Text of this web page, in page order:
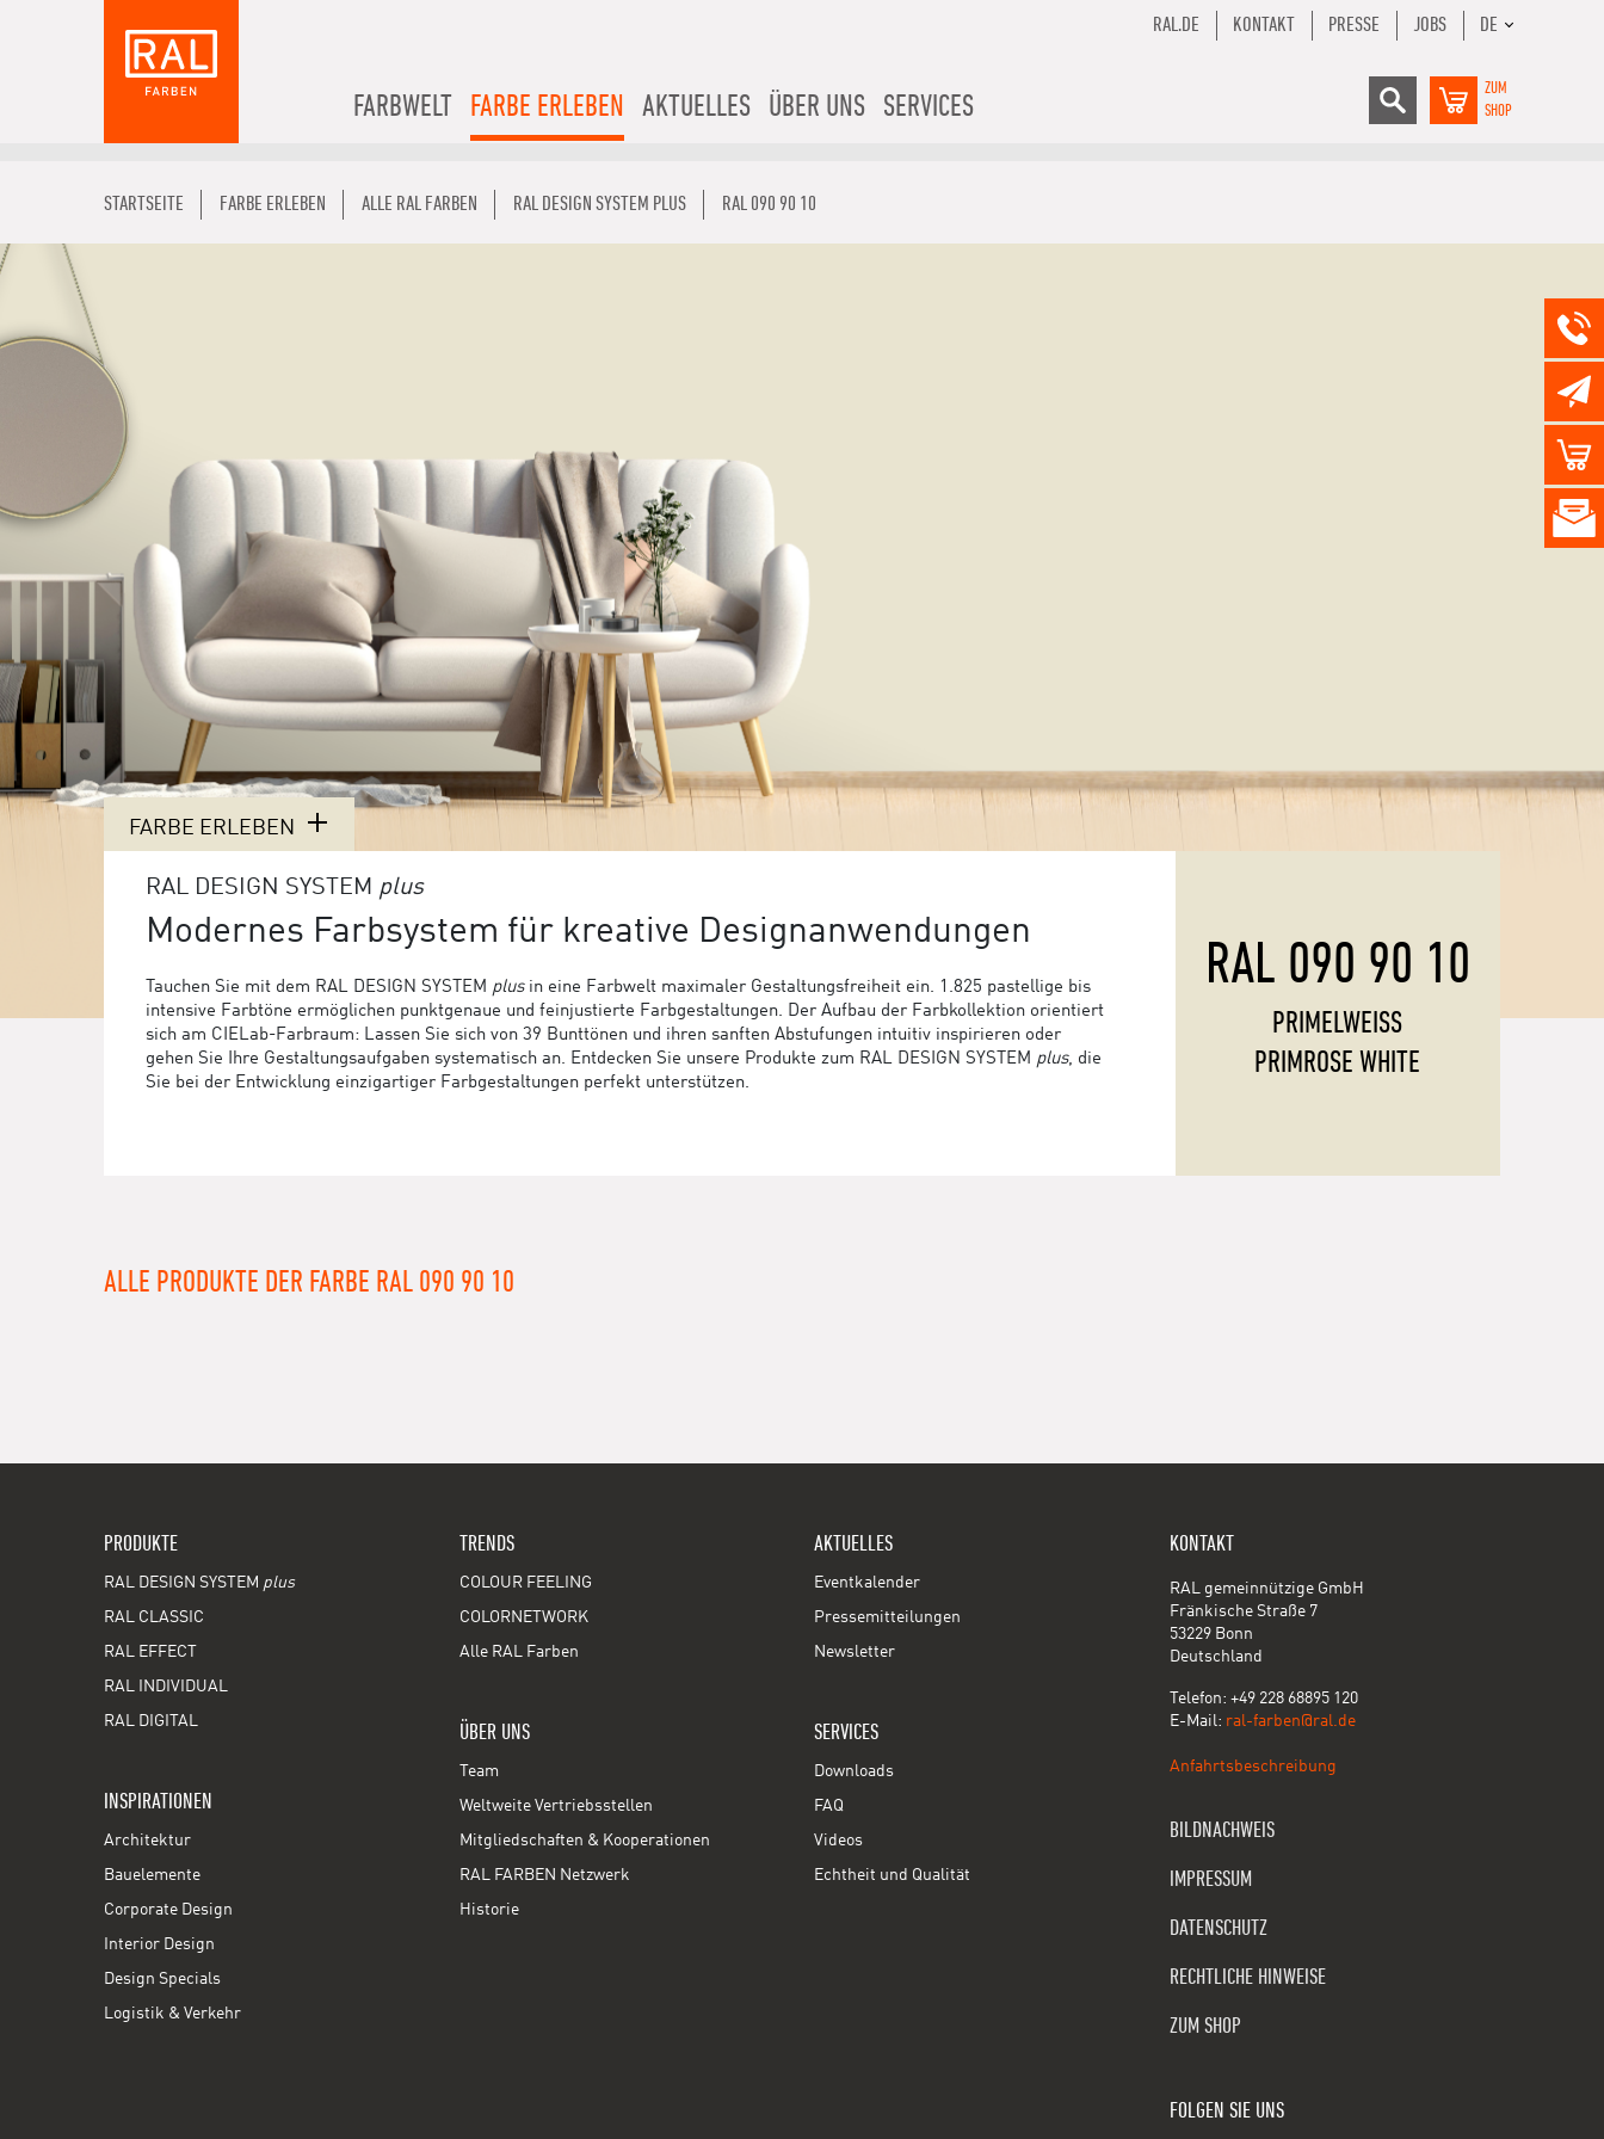
FARBWELT FARBE ERLEBEN AKTUELLES ÜBER UNS SERVICES
RAL.DE KONTAKT PRESSE JOBS DE
ZUM
SHOP
STARTSEITE FARBE ERLEBEN ALLE RAL FARBEN RAL DESIGN SYSTEM PLUS RAL 090 90 10
FARBE ERLEBEN
RAL DESIGN SYSTEM plus
Modernes Farbsystem für kreative Designanwendungen
Tauchen Sie mit dem RAL DESIGN SYSTEM plusin eine Farbwelt maximaler Gestaltungsfreiheit ein. 1.825 pastellige bis
intensive Farbtöne ermöglichen punktgenaue und feinjustierte Farbgestaltungen. Der Aufbau der Farbkollektion orientiert
sich am CIELab-Farbraum: Lassen Sie sich von 39 Bunttönen und ihren sanften Abstufungen intuitiv inspirieren oder
gehen Sie Ihre Gestaltungsaufgaben systematisch an. Entdecken Sie unsere Produkte zum RAL DESIGN SYSTEM plus, die
Sie bei der Entwicklung einzigartiger Farbgestaltungen perfekt unterstützen.
RAL 090 90 10
PRIMELWEISS
PRIMROSE WHITE
ALLE PRODUKTE DER FARBE RAL 090 90 10
PRODUKTE
RAL DESIGN SYSTEM plus
RAL CLASSIC
RAL EFFECT
RAL INDIVIDUAL
RAL DIGITAL
INSPIRATIONEN
Architektur
Bauelemente
Corporate Design
Interior Design
Design Specials
Logistik & Verkehr
TRENDS
COLOUR FEELING
COLORNETWORK
Alle RAL Farben
ÜBER UNS
Team
Weltweite Vertriebsstellen
Mitgliedschaften & Kooperationen
RAL FARBEN Netzwerk
Historie
AKTUELLES
Eventkalender
Pressemitteilungen
Newsletter
SERVICES
Downloads
FAQ
Videos
Echtheit und Qualität
KONTAKT
RAL gemeinnützige GmbH
Fränkische Straße 7
53229 Bonn
Deutschland
Telefon: +49 228 68895 120
E-Mail: ral-farben@ral.de
Anfahrtsbeschreibung
BILDNACHWEIS
IMPRESSUM
DATENSCHUTZ
RECHTLICHE HINWEISE
ZUM SHOP
FOLGEN SIE UNS